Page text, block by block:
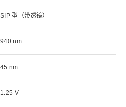
SIP 型（带透镜）
940 nm
45 nm
1.25 V